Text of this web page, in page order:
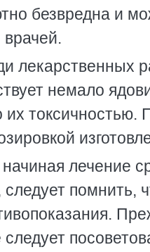
безвредна и
лекарственных
немало
токсичностью.
лечение
помнить,